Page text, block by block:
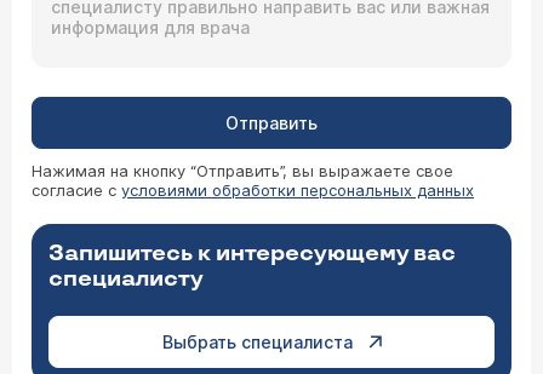
Отправить
Нажимая на кнопку “Отправить”, вы выражаете свое
согласие с условиями обработки персональных данных
Запишитесь к интересующему вас
специалисту
Выбрать специалиста